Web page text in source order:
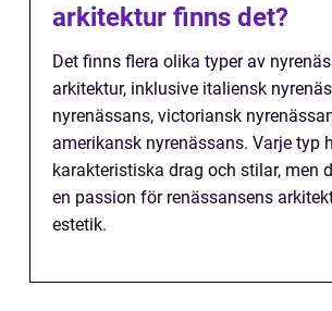
arkitektur finns det?
Det finns flera olika typer av
arkitektur, inklusive italiensk
nyrenässans, victoriansk
amerikansk nyrenässans. Varje typ
karakteristiska drag och stilar, men
en passion för renässansens
estetik.